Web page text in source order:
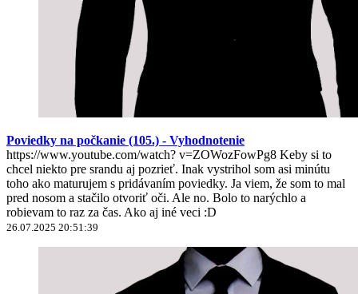
Poviedky na počkanie (105.) - Vyhodnotenie
https://www.youtube.com/watch? v=ZOWozFowPg8 Keby si to
chcel niekto pre srandu aj pozrieť. Inak vystrihol som asi minútu
toho ako maturujem s pridávaním poviedky. Ja viem, že som to mal
pred nosom a stačilo otvoriť oči. Ale no. Bolo to narýchlo a
robievam to raz za čas. Ako aj iné veci :D
26.07.2025 20:51:39